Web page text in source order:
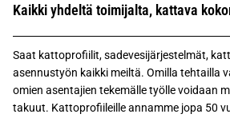
Kaikki yhdeltä toimijalta, kattava
Saat kattoprofiilit, sadevesijärjestelmät,
asennustyön kaikki meiltä. Omilla tehtailla
omien asentajien tekemälle työlle voidaan
takuut. Kattoprofiileille annamme jopa 50